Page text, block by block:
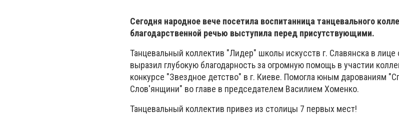
Сегодня народное вече посетила воспитанница танцевального
благодарственной речью выступила перед присутствующими.
Танцевальный коллектив "Лидер" школы искусств г. Славянска в лице
выразил глубокую благодарность за огромную помощь в участии
конкурсе "Звездное детство" в г. Киеве. Помогла юным дарованиям
Слов'янщини" во главе в председателем Василием Хоменко.
Танцевальный коллектив привез из столицы 7 первых мест!